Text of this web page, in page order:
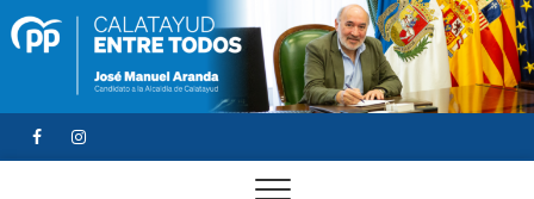
FACEBOOK
YOUTUBE
INSTAGRAM